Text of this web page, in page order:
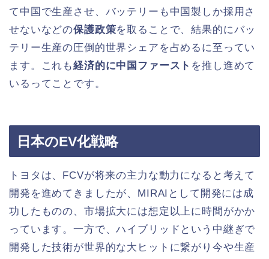
て中国で生産させ、バッテリーも中国製しか採用さ
せないなどの保護政策を取ることで、結果的にバッ
テリー生産の圧倒的世界シェアを占めるに至ってい
ます。これも経済的に中国ファースト を推し進めて
いるってことです。
日本のEV化戦略
トヨタは、FCVが将来の主力な動力になると考えて
開発を進めてきましたが、MIRAIとして開発には成
功したものの、市場拡大には想定以上に時間がかか
っています。一方で、ハイブリッドという中継ぎで
開発した技術が世界的な大ヒットに繋がり今や生産